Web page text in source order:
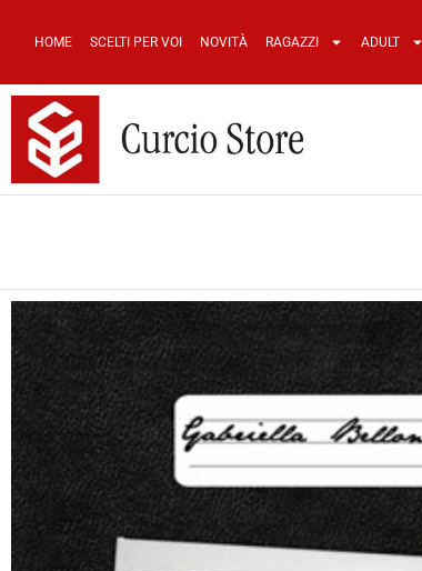
HOME SCELTI PER VOI NOVITÀ RAGAZZI ADULT